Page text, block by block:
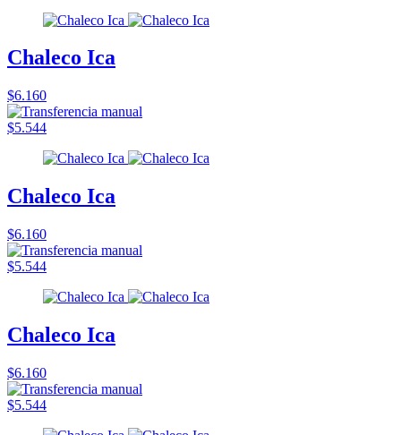
Chaleco Ica
$6.160
$5.544
Chaleco Ica
$6.160
$5.544
Chaleco Ica
$6.160
$5.544